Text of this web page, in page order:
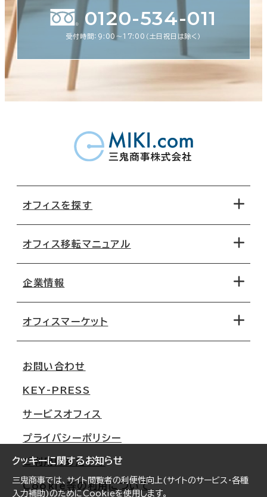
クッキーに関するお知らせ
三鬼商事では、サイト閲覧者の利便性向上(サイトのサービス・各種
入力補助)のためにCookieを使用します。
0120-534-011
受付時間：9:00〜17:00（土日祝日は除く）
オフィスを探す
地図から探す
路線・駅から探す
オフィス移転マニュアル
移転コストシミュレーション
移転スケジュール
オフィス移転Q&A
企業情報
オフィスマーケット
大阪
名古屋
札幌
仙台
横浜
お問い合わせ
KEY-PRESS
サービスオフィス
プライバシーポリシー
ご利用にあたって
Cookie等の利用について